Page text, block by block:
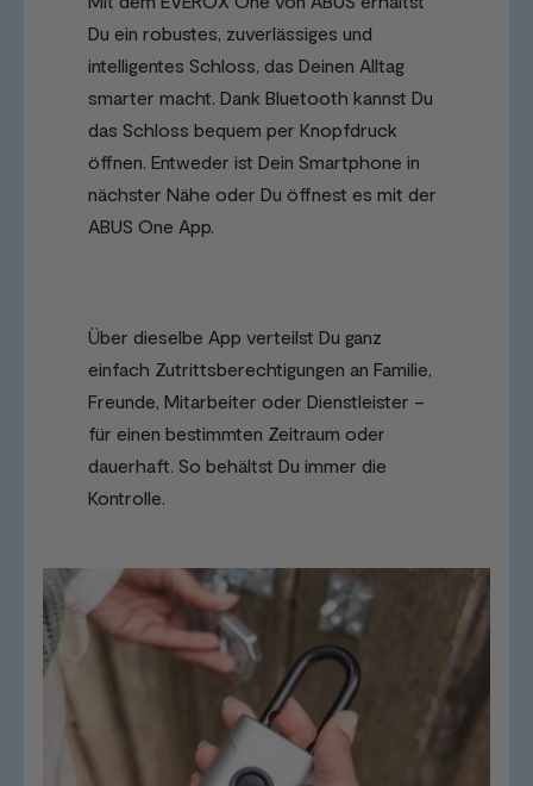
Du ein robustes, zuverlässiges und
intelligentes Schloss, das Deinen Alltag
smarter macht. Dank Bluetooth kannst Du
das Schloss bequem per Knopfdruck
öffnen. Entweder ist Dein Smartphone in
nächster Nähe oder Du öffnest es mit der
ABUS One App.
Über dieselbe App verteilst Du ganz
einfach Zutrittsberechtigungen an Familie,
Freunde, Mitarbeiter oder Dienstleister –
für einen bestimmten Zeitraum oder
dauerhaft. So behältst Du immer die
Kontrolle.